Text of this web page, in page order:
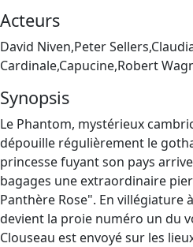
Acteurs
David Niven,Peter
Cardinale,Capucine,Robert
Synopsis
Le Phantom, mystérieux
dépouille régulièrement le
princesse fuyant son pays
bagages une extraordinaire
Panthère Rose". En villégiature
devient la proie numéro un du
Clouseau est envoyé sur les